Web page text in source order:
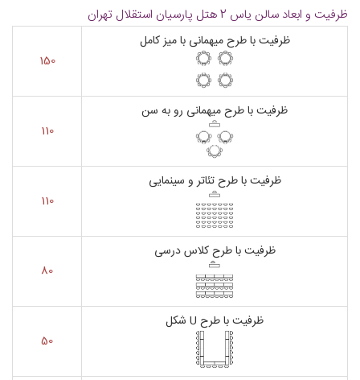
ظرفیت و ابعاد سالن یاس 2 هتل پارسیان استقلال تهران
ظرفیت با طرح میهمانی با میز کامل
150
ظرفیت با طرح میهمانی رو به سن
110
ظرفیت با طرح تئاتر و سینمایی
110
ظرفیت با طرح کلاس درسی
80
ظرفیت با طرح U شکل
50